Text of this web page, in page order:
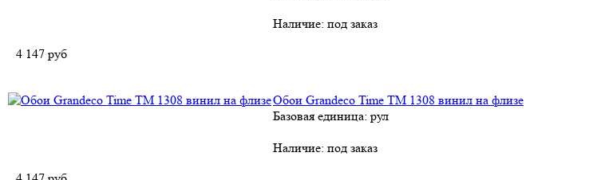
Наличие: под заказ
4 147 руб
Обои Grandeco Time TM 1308 винил на флизе
Базовая единица: рул
Наличие: под заказ